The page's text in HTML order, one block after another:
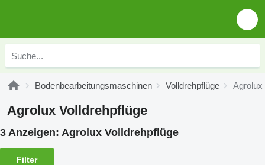
Bodenbearbeitungsmaschinen Volldrehpflüge Agrolux
Agrolux Volldrehpflüge
3 Anzeigen: Agrolux Volldrehpflüge
Filter